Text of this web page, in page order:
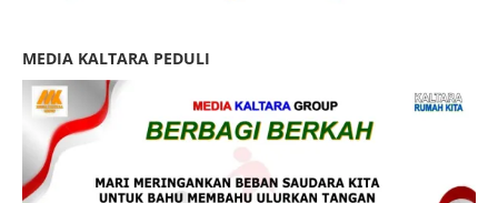
MEDIA KALTARA PEDULI